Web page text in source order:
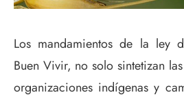
Los mandamientos de la ley
Buen Vivir, no solo sintetizan
organizaciones indígenas y